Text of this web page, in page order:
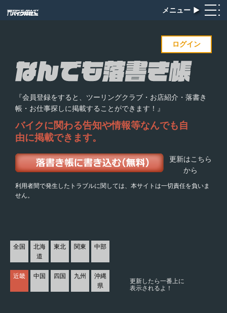
メニュー ▶︎
ログイン
『会員登録をすると、ツーリングクラブ・お店紹介・落書き
帳・お仕事探しに掲載することができます！』
バイクに関わる告知や情報等なんでも自
由に掲載できます。
更新はこちら
から
利用者間で発生したトラブルに関しては、本サイトは一切責任を負いま
せん。
全国
北海
道
東北 関東 中部
近畿 中国 四国 九州
沖縄
県
更新したら一番上に
表示されるよ！